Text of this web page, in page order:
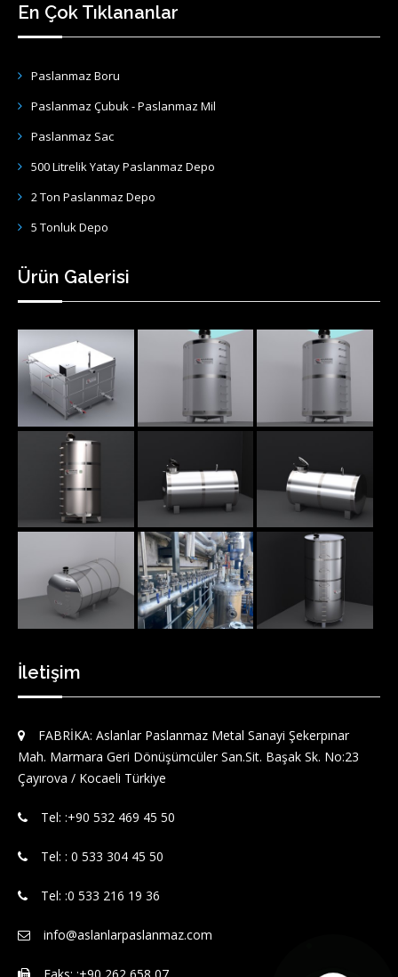
En Çok Tıklananlar
Paslanmaz Boru
Paslanmaz Çubuk - Paslanmaz Mil
Paslanmaz Sac
500 Litrelik Yatay Paslanmaz Depo
2 Ton Paslanmaz Depo
5 Tonluk Depo
Ürün Galerisi
İletişim
FABRİKA: Aslanlar Paslanmaz Metal Sanayi Şekerpınar
Mah. Marmara Geri Dönüşümcüler San.Sit. Başak Sk. No:23
Çayırova / Kocaeli Türkiye
Tel: :‪+90 532 469 45 50‬
Tel: : 0 533 304 45 50
Tel: :0 533 216 19 36
info@aslanlarpaslanmaz.com